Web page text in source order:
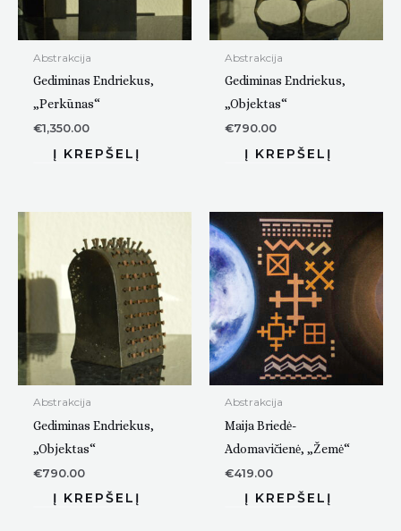
Abstrakcija
Gediminas Endriekus,
„Perkūnas“
€1,350.00
Abstrakcija
Gediminas Endriekus,
„Objektas“
€790.00
Abstrakcija
Gediminas Endriekus,
„Objektas“
€790.00
Abstrakcija
Maija Briedė-
Adomavičienė, „Žemė“
€419.00